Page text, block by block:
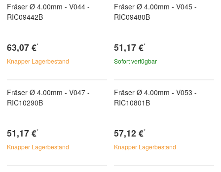
Fräser Ø 4.00mm - V044 -
RIC09442B
63,07 €*
Knapper Lagerbestand
Fräser Ø 4.00mm - V045 -
RIC09480B
51,17 €*
Sofort verfügbar
Fräser Ø 4.00mm - V047 -
RIC10290B
51,17 €*
Knapper Lagerbestand
Fräser Ø 4.00mm - V053 -
RIC10801B
57,12 €*
Knapper Lagerbestand